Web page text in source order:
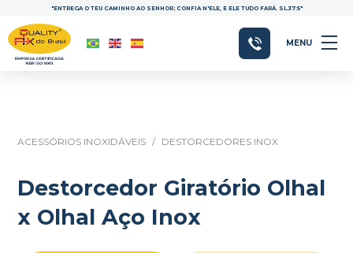
"ENTREGA O TEU CAMINHO AO SENHOR; CONFIA N'ELE, E ELE TUDO FARÁ. SL.37:5"
MENU
ACESSÓRIOS INOXIDÁVEIS / DESTORCEDORES INOX
Destorcedor Giratório Olhal
x Olhal Aço Inox